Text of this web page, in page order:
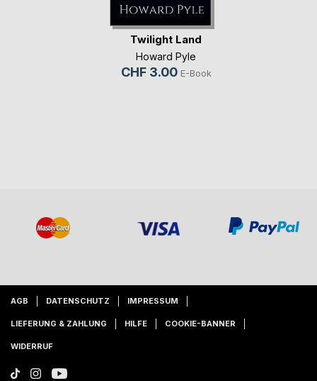
Twilight Land
Howard Pyle
CHF 3.00 E-Book
AGB DATENSCHUTZ IMPRESSUM
LIEFERUNG & ZAHLUNG HILFE COOKIE-BANNER
WIDERRUF